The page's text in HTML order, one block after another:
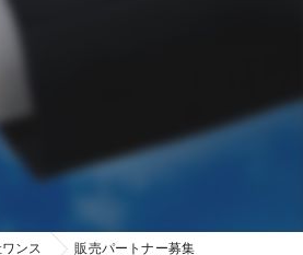
ンス 販売パートナー募集